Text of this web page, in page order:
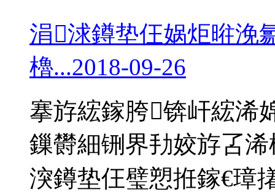
涓浗鐏垫仼娲炬暀浼
櫓...2018-09-26
搴斿綋鎵胯锛屽綋浠
鏁欎細铏界劧姣斿叾
湥鐏垫仼璧愬拰鎵€璋